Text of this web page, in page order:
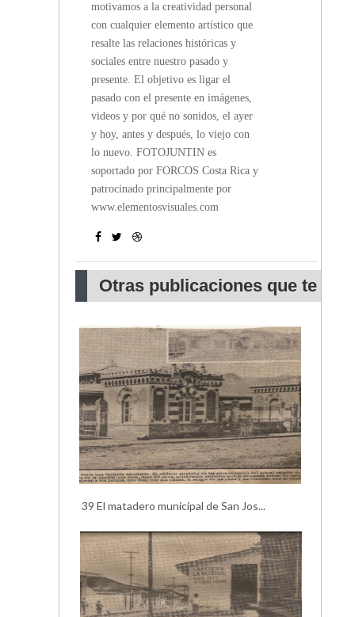
motivamos a la creatividad personal
con cualquier elemento artístico que
resalte las relaciones históricas y
sociales entre nuestro pasado y
presente. El objetivo es ligar el
pasado con el presente en imágenes,
videos y por qué no sonidos, el ayer
y hoy, antes y después, lo viejo con
lo nuevo. FOTOJUNTIN es
soportado por FORCOS Costa Rica y
patrocinado principalmente por
www.elementosvisuales.com
Otras publicaciones que te
39 El matadero municipal de San Jos...